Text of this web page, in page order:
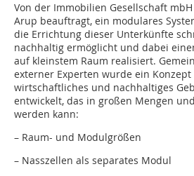
Von der Immobilien Gesellschaft
Arup beauftragt, ein modulares
die Errichtung dieser Unterkünfte
nachhaltig ermöglicht und dabei
auf kleinstem Raum realisiert.
externer Experten wurde ein
wirtschaftliches und nachhaltiges
entwickelt, das in großen Mengen
werden kann:
– Raum- und Modulgrößen
– Nasszellen als separates Modul